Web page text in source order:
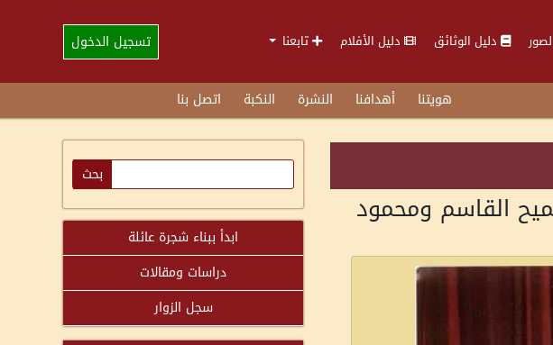
دليل الوثائق دليل الأفلام تابعنا تسجيل الدخول
هويتنا أهدافنا النشرة النكبة اتصل بنا
القاسم ومحمود
ابدأ ببناء شجرة عائلة
دراسات ومقالات
سجل الزوار